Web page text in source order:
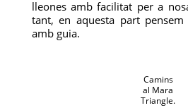
lleones amb facilitat per a
tant, en aquesta part
amb guia.
Camins
al Mara
Triangle.